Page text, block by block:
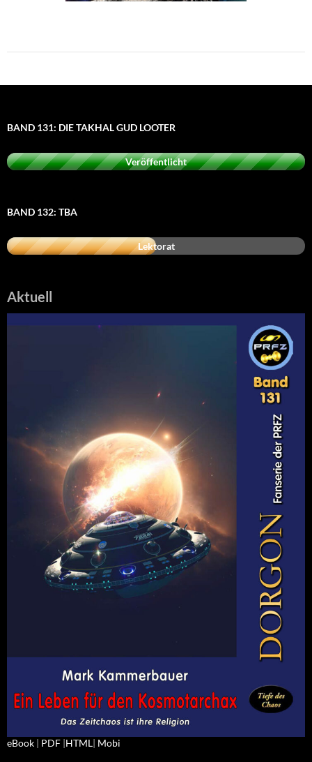
BAND 131: DIE TAKHAL GUD LOOTER
Veröffentlicht
BAND 132: TBA
Lektorat
Aktuell
eBook | PDF |HTML| Mobi